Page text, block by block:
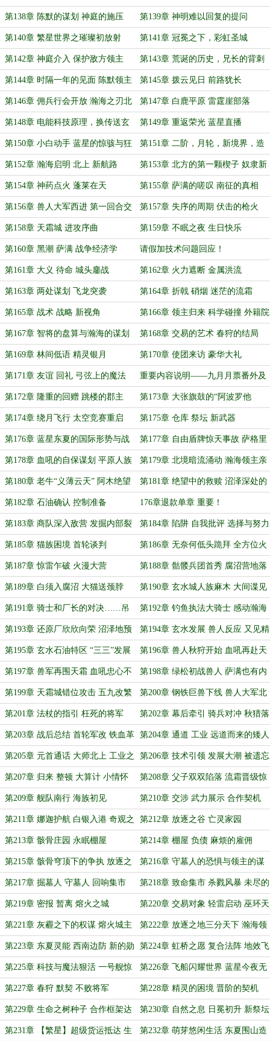
第138章 陈默的谋划 神庭的施压 第139章 神明难以回复的提问
第140章 繁星世界之璀璨初放射 第141章 冠冕之下，彩虹圣城
第142章 神庭介入 保护敌方领主 第143章 荒诞的历史，兄长的背刺
第144章 时隔一年的见面 陈默领主
的安排
第145章 拨云见日 前路犹长
第146章 佣兵行会开放 瀚海之刃北
上
第147章 白鹿平原 雷霆崖部落
第148章 电能科技原理，换传送玄
幻法则
第149章 重返荣光 蓝星直播
第150章 小白动手 蓝星的惊骇与狂
欢
第151章 二阶，月轮，新境界，造
船厂
第152章 瀚海启明 北上 新航路 第153章 北方的第一颗楔子 奴隶新
航线
第154章 神药点火 蓬莱在天 第155章 萨满的嗟叹 南征的真相
第156章 兽人大军西进 第一回合交
手
第157章 失序的周期 伏击的枪火
第158章 天霜城 进攻序曲 第159章 不眠之夜 生日快乐
第160章 黑潮 萨满 战争经济学 请假加技术问题回应！
第161章 大义 待命 城头鏖战 第162章 火力遮断 金属洪流
第163章 两处谋划 飞龙突袭 第164章 折戟 硝烟 迷茫的流霜
第165章 战术 战略 新视角 第166章 领主归来 科学碰撞 外籍院
士
第167章 智将的盘算与瀚海的谋划 第168章 交易的艺术 春狩的结局
第169章 林间低语 精灵银月 第170章 使团来访 豪华大礼
第171章 友谊 回礼 弓弦上的魔法 重要内容说明——九月月票番外及
月票抽奖
第172章 隆重的回赠 跳楼的郡主 第173章 大张旗鼓的“阿波罗他
姐”计划
第174章 绕月飞行 太空竞赛重启 第175章 仓库 祭坛 新武器
第176章 蓝星东夏的国际形势与战
略考量
第177章 自由盾牌惊天事故 萨格里
斯重归北地
第178章 血吼的自保谋划 平原人族
的惊惶
第179章 北境暗流涌动 瀚海领主亲
至
第180章 老牛“义薄云天” 阿木绝望
奔逃
第181章 绝望中的救赎 沼泽深处的
黑金
第182章 石油确认 控制准备 176章退款单章 重要！
第183章 商队深入敌营 发掘内部裂
隙
第184章 陷阱 自我批评 选择与努力
第185章 猫族困境 首轮谈判 第186章 无奈何低头跪拜 全方位火
力打击
第187章 惊雷乍破 火漫大营 第188章 骷髅兵团首秀 腐沼营地落
幕
第189章 白须入腐沼 大猫送颈脖 第190章 玄水城人族麻木 大间谍见
缝插针
第191章 骑士和厂长的对决……吊
打
第192章 钓鱼执法大骑士 感动瀚海
好员工
第193章 还原厂欣欣向荣 沼泽地预
备挖金
第194章 玄水发展 兽人反应 又见精
观
第195章 玄水石油特区 “三三”发展
规划
第196章 兽人秋狩开始 血吼再赴天
霜
第197章 兽军再围天霜 血吼忠心不
二
第198章 绿松初战兽人 萨满也有内
鬼
第199章 天霜城错位攻击 五九改繁
星初现
第200章 钢铁巨兽下线 兽人大军北
归
第201章 法杖的指引 枉死的将军 第202章 幕后牵引 骑兵对冲 秋猎落
幕
第203章 战后总结 首轮军改 铁血革
新
第204章 通道 工业 远道而来的矮人
大师
第205章 元首通话 大师北上 工业之
美
第206章 技术引领 发展大潮 被遗忘
的云霜
第207章 归来 整顿 大算计 小情怀 第208章 父子双双陷落 流霜晋级惊
险
第209章 舰队南行 海族初见 第210章 交涉 武力展示 合作契机
第211章 娜迦护航 白银入港 奇观之
国
第212章 放逐之谷 亡灵家园
第213章 骸骨庄园 永眠棚屋 第214章 棚屋 负债 麻烦的雇佣
第215章 骸骨穹顶下的争执 放逐之
地命运之争
第216章 守墓人的恐惧与领主的谋
划
第217章 掘墓人 守墓人 回响集市 第218章 致命集市 杀戮风暴 未尽的
追查
第219章 密报 暂离 熔火之城 第220章 交易对象 轻雷启动 巫环天
罚
第221章 灰霾之下的权谋 熔火城主
的愤怒
第222章 放逐之地三分天下 瀚海领
主满载而归
第223章 东夏灵能 西南边防 新的勋
章
第224章 虹桥之愿 复合法阵 地效飞
行器
第225章 科技与魔法狠活 一号舰惊
天海试
第226章 飞船闪耀世界 蓝星今夜无
眠（加更，求月票！）
第227章 春狩 默契 不败将军 第228章 精灵的困境 晋阶的契机
第229章 生命之树种子 合作框架达
成
第230章 自然之息 日冕初升 新祭坛
新构想
第231章 【繁星】超级货运抵达 生 第232章 萌芽悠闲生活 东夏围山造